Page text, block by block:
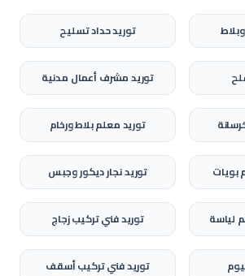
توريدحداد تسليح
توريدمشرف أعمال مدنية
توريدمعلم بلاط ورخام
بويات توريدنجار ديكور وجبس
لياسة توريدفني تركيب زجاج
توريدفني تركيب أسقف